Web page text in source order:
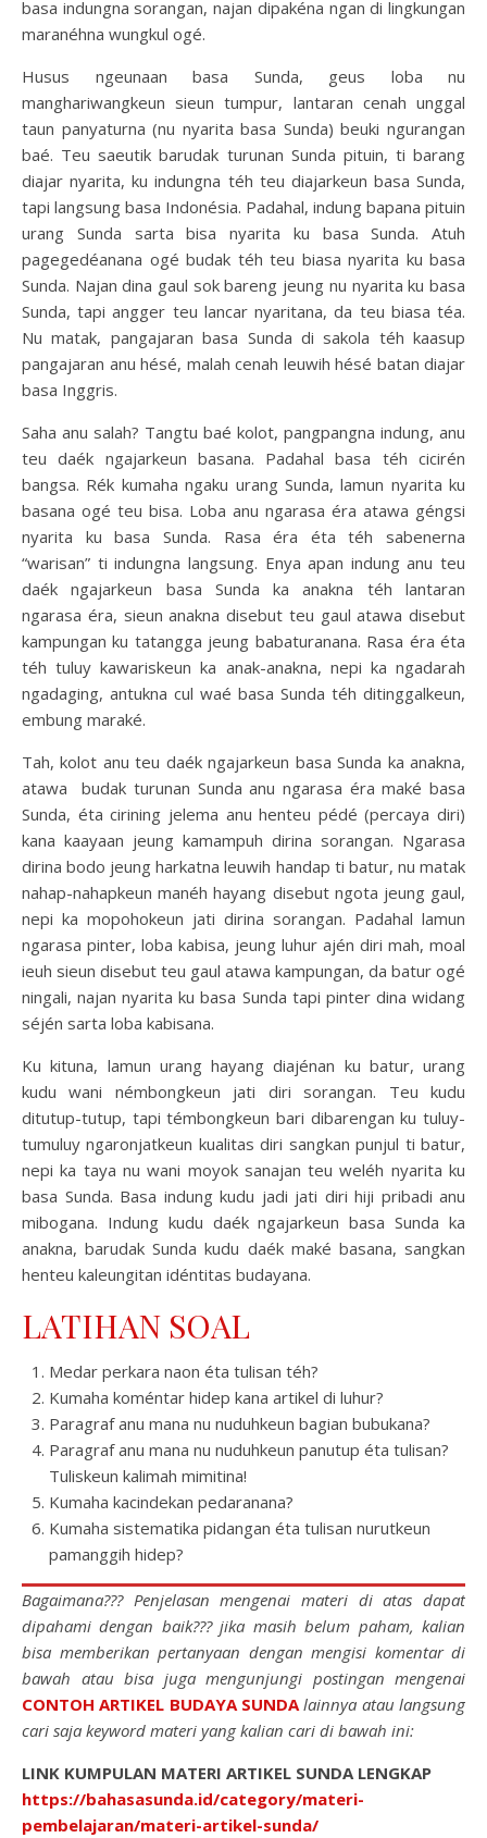
basa indungna sorangan, najan dipakéna ngan di lingkungan
maranéhna wungkul ogé.
Husus ngeunaan basa Sunda, geus loba nu
manghariwangkeun sieun tumpur, lantaran cenah unggal
taun panyaturna (nu nyarita basa Sunda) beuki ngurangan
baé. Teu saeutik barudak turunan Sunda pituin, ti barang
diajar nyarita, ku indungna téh teu diajarkeun basa Sunda,
tapi langsung basa Indonésia. Padahal, indung bapana pituin
urang Sunda sarta bisa nyarita ku basa Sunda. Atuh
pagegedéanana ogé budak téh teu biasa nyarita ku basa
Sunda. Najan dina gaul sok bareng jeung nu nyarita ku basa
Sunda, tapi angger teu lancar nyaritana, da teu biasa téa.
Nu matak, pangajaran basa Sunda di sakola téh kaasup
pangajaran anu hésé, malah cenah leuwih hésé batan diajar
basa Inggris.
Saha anu salah? Tangtu baé kolot, pangpangna indung, anu
teu daék ngajarkeun basana. Padahal basa téh cicirén
bangsa. Rék kumaha ngaku urang Sunda, lamun nyarita ku
basana ogé teu bisa. Loba anu ngarasa éra atawa géngsi
nyarita ku basa Sunda. Rasa éra éta téh sabenerna
“warisan” ti indungna langsung. Enya apan indung anu teu
daék ngajarkeun basa Sunda ka anakna téh lantaran
ngarasa éra, sieun anakna disebut teu gaul atawa disebut
kampungan ku tatangga jeung babaturanana. Rasa éra éta
téh tuluy kawariskeun ka anak-anakna, nepi ka ngadarah
ngadaging, antukna cul waé basa Sunda téh ditinggalkeun,
embung maraké.
Tah, kolot anu teu daék ngajarkeun basa Sunda ka anakna,
atawa budak turunan Sunda anu ngarasa éra maké basa
Sunda, éta cirining jelema anu henteu pédé (percaya diri)
kana kaayaan jeung kamampuh dirina sorangan. Ngarasa
dirina bodo jeung harkatna leuwih handap ti batur, nu matak
nahap-nahapkeun manéh hayang disebut ngota jeung gaul,
nepi ka mopohokeun jati dirina sorangan. Padahal lamun
ngarasa pinter, loba kabisa, jeung luhur ajén diri mah, moal
ieuh sieun disebut teu gaul atawa kampungan, da batur ogé
ningali, najan nyarita ku basa Sunda tapi pinter dina widang
séjén sarta loba kabisana.
Ku kituna, lamun urang hayang diajénan ku batur, urang
kudu wani némbongkeun jati diri sorangan. Teu kudu
ditutup-tutup, tapi témbongkeun bari dibarengan ku tuluy-
tumuluy ngaronjatkeun kualitas diri sangkan punjul ti batur,
nepi ka taya nu wani moyok sanajan teu weléh nyarita ku
basa Sunda. Basa indung kudu jadi jati diri hiji pribadi anu
mibogana. Indung kudu daék ngajarkeun basa Sunda ka
anakna, barudak Sunda kudu daék maké basana, sangkan
henteu kaleungitan idéntitas budayana.
LATIHAN SOAL
Medar perkara naon éta tulisan téh?
Kumaha koméntar hidep kana artikel di luhur?
Paragraf anu mana nu nuduhkeun bagian bubukana?
Paragraf anu mana nu nuduhkeun panutup éta tulisan?
Tuliskeun kalimah mimitina!
Kumaha kacindekan pedaranana?
Kumaha sistematika pidangan éta tulisan nurutkeun
pamanggih hidep?
Bagaimana??? Penjelasan mengenai materi di atas dapat
dipahami dengan baik??? jika masih belum paham, kalian
bisa memberikan pertanyaan dengan mengisi komentar di
bawah atau bisa juga mengunjungi postingan mengenai
CONTOH ARTIKEL BUDAYA SUNDA lainnya atau langsung
cari saja keyword materi yang kalian cari di bawah ini:
LINK KUMPULAN MATERI ARTIKEL SUNDA LENGKAP
https://bahasasunda.id/category/materi-
pembelajaran/materi-artikel-sunda/